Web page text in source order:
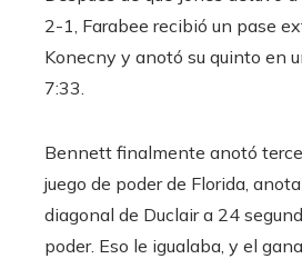
2-1, Farabee recibió un pase
Konecny ​​y anotó su quinto en
7:33.
Bennett finalmente anotó
juego de poder de Florida,
diagonal de Duclair a 24
poder. Eso le igualaba, y el